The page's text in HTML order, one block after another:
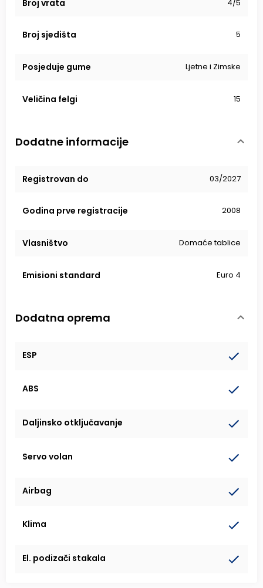
Broj vrata 4/5
Broj sjedišta 5
Posjeduje gume Ljetne i Zimske
Veličina felgi 15
Dodatne informacije
Registrovan do 03/2027
Godina prve registracije 2008
Vlasništvo Domaće tablice
Emisioni standard Euro 4
Dodatna oprema
ESP
ABS
Daljinsko otključavanje
Servo volan
Airbag
Klima
El. podizači stakala